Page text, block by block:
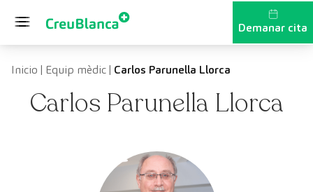
Demanar cita
Inicio | Equip mèdic| Carlos Parunella Llorca
Carlos Parunella Llorca